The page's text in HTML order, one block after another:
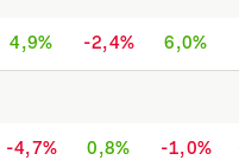
4,9% -2,4% 6,0%
-4,7% 0,8% -1,0%